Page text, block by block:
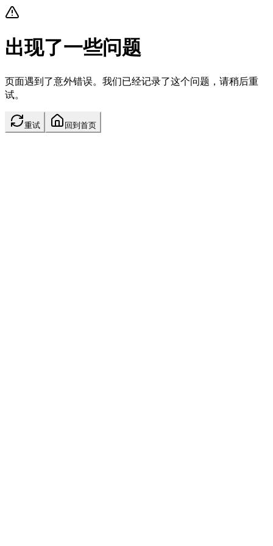
出现了一些问题
页面遇到了意外错误。我们已经记录了这个问题，请稍后重
试。
重试 回到首页